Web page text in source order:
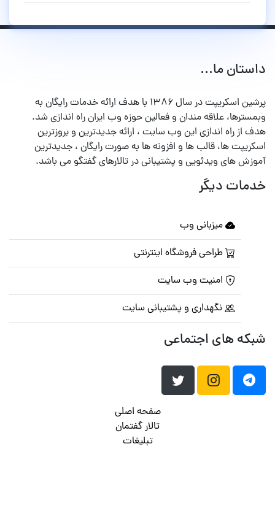
داستان ما...
پرشین اسکریپت در سال ۱۳۸۶ با هدف ارائه خدمات رایگان به
وبمسترها، علاقه مندان و فعالین حوزه وب ایران راه اندازی شد.
هدف از راه اندازی این وب سایت ، ارائه جدیدترین و بروزترین
اسکریپت ها، قالب ها و افزونه ها به صورت رایگان ، جدیدترین
آموزش های ویدئویی و پشتیبانی در تالارهای گفتگو می باشد.
خدمات دیگر
میزبانی وب
طراحی فروشگاه اینترنتی
امنیت وب سایت
نگهداری و پشتیبانی سایت
شبکه های اجتماعی
صفحه اصلی
تالار گفتمان
تبلیغات